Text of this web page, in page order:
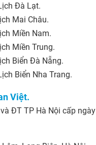
Đà Lạt.
Mai Châu.
Miền Nam.
Miền Trung.
Biển Đà Nẵng.
Biển Nha Trang.
Việt.
ĐT TP Hà Nội cấp ngày